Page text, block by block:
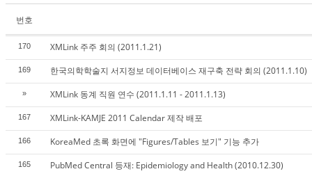
번호
170 XMLink 주주 회의 (2011.1.21)
169 한국의학학술지 서지정보 데이터베이스 재구축 전략 회의 (2011.1.10)
» XMLink 동계 직원 연수 (2011.1.11 - 2011.1.13)
167 XMLink-KAMJE 2011 Calendar 제작 배포
166 KoreaMed 초록 화면에 "Figures/Tables 보기" 기능 추가
165 PubMed Central 등재: Epidemiology and Health (2010.12.30)